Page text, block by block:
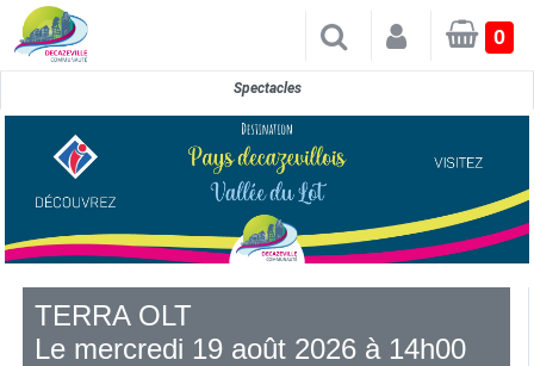
×0
Spectacles
TERRA OLT
Le mercredi 19 août 2026 à 14h00